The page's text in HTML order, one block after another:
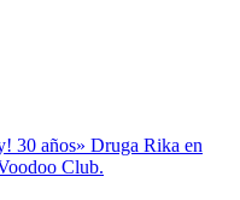
30 años» Druga Rika en
Club.